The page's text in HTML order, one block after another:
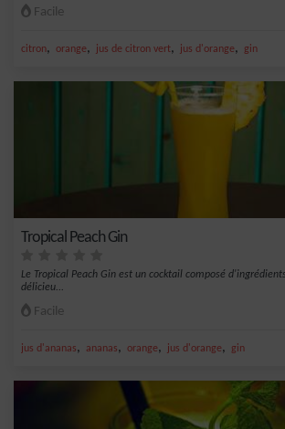
Facile
citron, orange, jus de citron vert, jus d'orange, gin
Tropical Peach Gin
Le Tropical Peach Gin est un cocktail composé
délicieu...
Facile
jus d'ananas, ananas, orange, jus d'orange, gin